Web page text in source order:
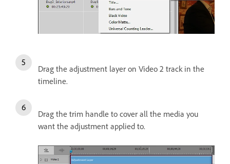
Drag the adjustment layer on Video 2 track in the
timeline.
Drag the trim handle to cover all the media you
want the adjustment applied to.